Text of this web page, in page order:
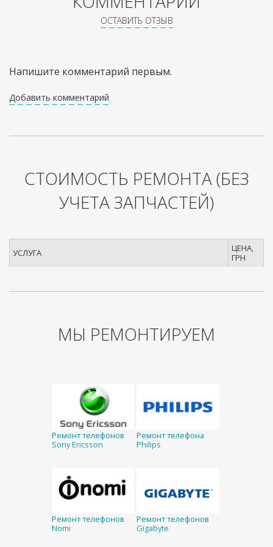
ОСТАВИТЬ ОТЗЫВ
Напишите комментарий первым.
Добавить комментарий
СТОИМОСТЬ РЕМОНТА(БЕЗ
УЧЕТА ЗАПЧАСТЕЙ)
УСЛУГА
ЦЕНА,
ГРН
МЫ РЕМОНТИРУЕМ
Ремонт телефонов
Sony Ericsson
Ремонт телефона
Philips
Ремонт телефонов
Nomi
Ремонт телефонов
Gigabyte